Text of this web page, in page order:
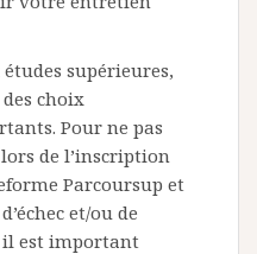
supérieures,
choix
Pour ne pas
de l’inscription
Parcoursup et
et/ou de
est important